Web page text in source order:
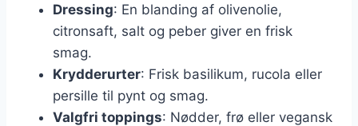
Dressing: En blanding af olivenolie,
citronsaft, salt og peber giver en frisk
smag.
Krydderurter: Frisk basilikum, rucola eller
persille til pynt og smag.
Valgfri toppings: Nødder, frø eller vegansk